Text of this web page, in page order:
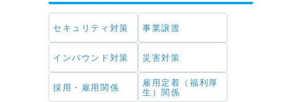
セキュリティ対策 事業譲渡
インバウンド対策 災害対策
採用・雇用関係
雇用定着（福利厚
生）関係